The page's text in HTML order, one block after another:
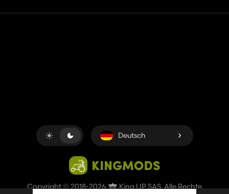
Copyright © 2018-2026 King UP SAS. Alle Rechte
Deutsch